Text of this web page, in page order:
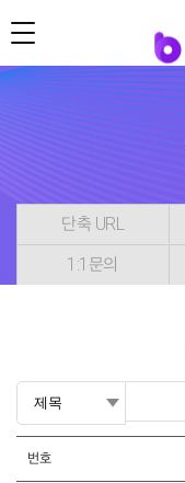
단축 URL
1:1문의
번호